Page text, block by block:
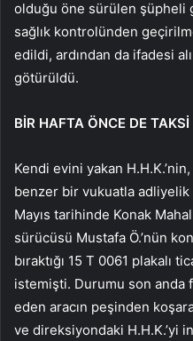
olduğu öne sürülen şüpheli
sağlık kontrolünden
edildi, ardından da ifadesi
götürüldü.
BİR HAFTA ÖNCE DE
Kendi evini yakan
benzer bir vukuatla adliyelik
Mayıs tarihinde Konak
sürücüsü Mustafa Ö.’nün
bıraktığı 15 T 0061 plakalı
istemişti. Durumu son anda
eden aracın peşinden
ve direksiyondaki H.H.K.’yi